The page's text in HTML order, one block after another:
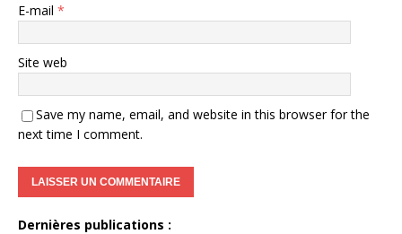
E-mail *
Site web
Save my name, email, and website in this browser for the
next time I comment.
Dernières publications :